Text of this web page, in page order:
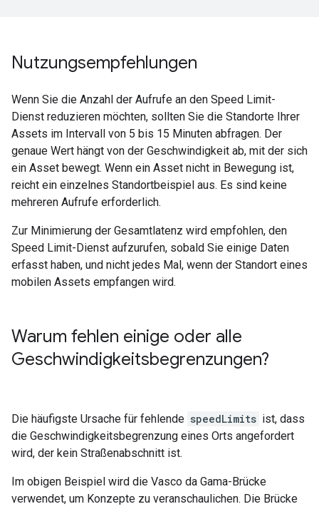
Nutzungsempfehlungen
Wenn Sie die Anzahl der Aufrufe an den Speed Limit-
Dienst reduzieren möchten, sollten Sie die Standorte Ihrer
Assets im Intervall von 5 bis 15 Minuten abfragen. Der
genaue Wert hängt von der Geschwindigkeit ab, mit der sich
ein Asset bewegt. Wenn ein Asset nicht in Bewegung ist,
reicht ein einzelnes Standortbeispiel aus. Es sind keine
mehreren Aufrufe erforderlich.
Zur Minimierung der Gesamtlatenz wird empfohlen, den
Speed Limit-Dienst aufzurufen, sobald Sie einige Daten
erfasst haben, und nicht jedes Mal, wenn der Standort eines
mobilen Assets empfangen wird.
Warum fehlen einige oder alle
Geschwindigkeitsbegrenzungen?
Die häufigste Ursache für fehlende speedLimits ist, dass
die Geschwindigkeitsbegrenzung eines Orts angefordert
wird, der kein Straßenabschnitt ist.
Im obigen Beispiel wird die Vasco da Gama-Brücke
verwendet, um Konzepte zu veranschaulichen. Die Brücke